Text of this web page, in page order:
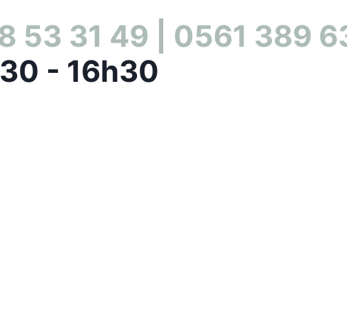
53 31 49 | 0561 389
- 16h30